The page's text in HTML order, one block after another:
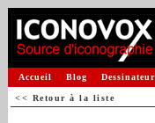
Accueil Blog
<< Retour à la liste